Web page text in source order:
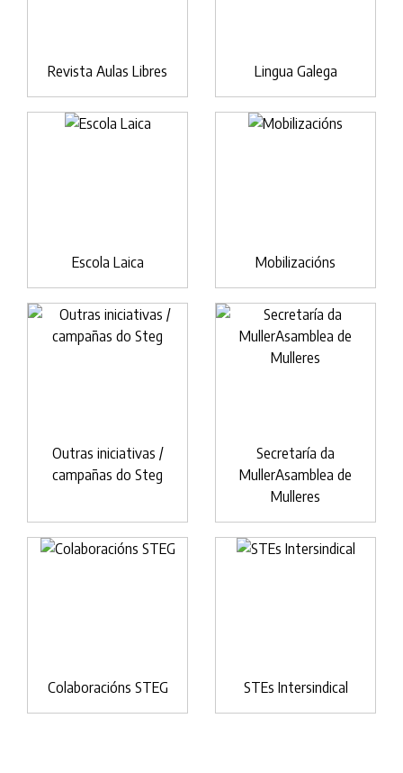
Revista Aulas Libres Lingua Galega
Escola Laica Mobilizacións
Outras iniciativas /
campañas do Steg
Secretaría da
MullerAsamblea de
Mulleres
Colaboracións STEG STEs Intersindical